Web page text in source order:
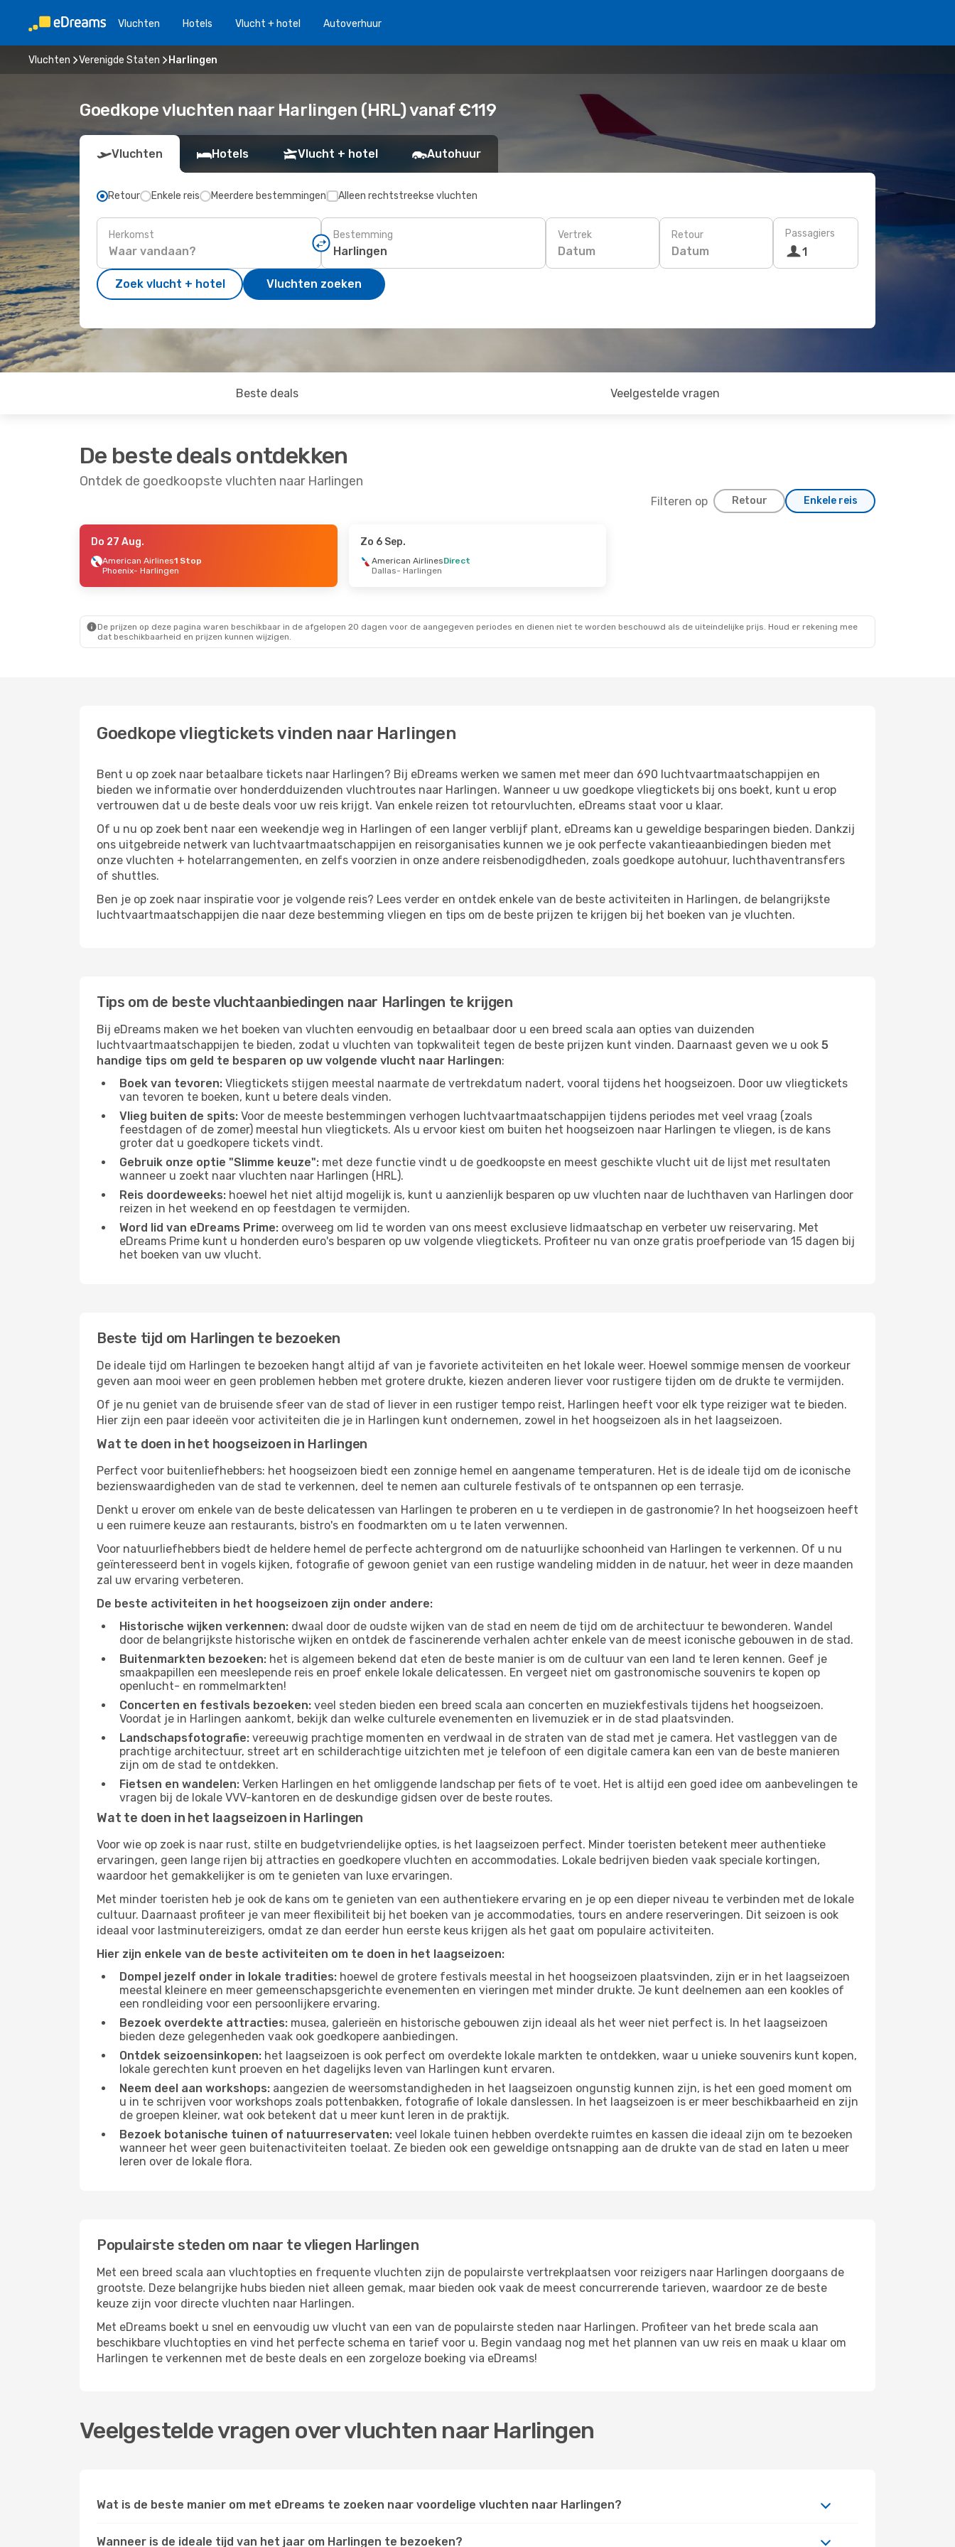
Vluchten Hotels Vlucht + hotel Autoverhuur
Vluchten Verenigde Staten Harlingen
Goedkope vluchten naar Harlingen (HRL) vanaf €119
Vluchten Hotels Vlucht + hotel Autohuur
Retour Enkele reis Meerdere bestemmingen Alleen rechtstreekse vluchten
Herkomst Bestemming Vertrek
Datum
Retour
Datum
Passagiers
1
Zoek vlucht + hotel Vluchten zoeken
Beste deals Veelgestelde vragen
De beste deals ontdekken
Ontdek de goedkoopste vluchten naar Harlingen
Filteren op Retour Enkele reis
- Ma 7 Sep.
Direct
- Harlingen
- Harlingen
Do 27 Aug.
American Airlines1 Stop
Phoenix- Harlingen
Zo 6 Sep.
American AirlinesDirect
Dallas- Harlingen
De prijzen op deze pagina waren beschikbaar in de afgelopen 20 dagen voor de aangegeven periodes en dienen niet te worden beschouwd als de uiteindelijke prijs. Houd er rekening mee
dat beschikbaarheid en prijzen kunnen wijzigen.
Goedkope vliegtickets vinden naar Harlingen
Bent u op zoek naar betaalbare tickets naar Harlingen? Bij eDreams werken we samen met meer dan 690 luchtvaartmaatschappijen en
bieden we informatie over honderdduizenden vluchtroutes naar Harlingen. Wanneer u uw goedkope vliegtickets bij ons boekt, kunt u erop
vertrouwen dat u de beste deals voor uw reis krijgt. Van enkele reizen tot retourvluchten, eDreams staat voor u klaar.
Of u nu op zoek bent naar een weekendje weg in Harlingen of een langer verblijf plant, eDreams kan u geweldige besparingen bieden. Dankzij
ons uitgebreide netwerk van luchtvaartmaatschappijen en reisorganisaties kunnen we je ook perfecte vakantieaanbiedingen bieden met
onze vluchten + hotelarrangementen, en zelfs voorzien in onze andere reisbenodigdheden, zoals goedkope autohuur, luchthaventransfers
of shuttles.
Ben je op zoek naar inspiratie voor je volgende reis? Lees verder en ontdek enkele van de beste activiteiten in Harlingen, de belangrijkste
luchtvaartmaatschappijen die naar deze bestemming vliegen en tips om de beste prijzen te krijgen bij het boeken van je vluchten.
Tips om de beste vluchtaanbiedingen naar Harlingen te krijgen
Bij eDreams maken we het boeken van vluchten eenvoudig en betaalbaar door u een breed scala aan opties van duizenden
luchtvaartmaatschappijen te bieden, zodat u vluchten van topkwaliteit tegen de beste prijzen kunt vinden. Daarnaast geven we u ook 5
handige tips om geld te besparen op uw volgende vlucht naar Harlingen:
Boek van tevoren: Vliegtickets stijgen meestal naarmate de vertrekdatum nadert, vooral tijdens het hoogseizoen. Door uw vliegtickets
van tevoren te boeken, kunt u betere deals vinden.
Vlieg buiten de spits: Voor de meeste bestemmingen verhogen luchtvaartmaatschappijen tijdens periodes met veel vraag (zoals
feestdagen of de zomer) meestal hun vliegtickets. Als u ervoor kiest om buiten het hoogseizoen naar Harlingen te vliegen, is de kans
groter dat u goedkopere tickets vindt.
Gebruik onze optie "Slimme keuze": met deze functie vindt u de goedkoopste en meest geschikte vlucht uit de lijst met resultaten
wanneer u zoekt naar vluchten naar Harlingen (HRL).
Reis doordeweeks: hoewel het niet altijd mogelijk is, kunt u aanzienlijk besparen op uw vluchten naar de luchthaven van Harlingen door
reizen in het weekend en op feestdagen te vermijden.
Word lid van eDreams Prime: overweeg om lid te worden van ons meest exclusieve lidmaatschap en verbeter uw reiservaring. Met
eDreams Prime kunt u honderden euro's besparen op uw volgende vliegtickets. Profiteer nu van onze gratis proefperiode van 15 dagen bij
het boeken van uw vlucht.
Beste tijd om Harlingen te bezoeken
De ideale tijd om Harlingen te bezoeken hangt altijd af van je favoriete activiteiten en het lokale weer. Hoewel sommige mensen de voorkeur
geven aan mooi weer en geen problemen hebben met grotere drukte, kiezen anderen liever voor rustigere tijden om de drukte te vermijden.
Of je nu geniet van de bruisende sfeer van de stad of liever in een rustiger tempo reist, Harlingen heeft voor elk type reiziger wat te bieden.
Hier zijn een paar ideeën voor activiteiten die je in Harlingen kunt ondernemen, zowel in het hoogseizoen als in het laagseizoen.
Wat te doen in het hoogseizoen in Harlingen
Perfect voor buitenliefhebbers: het hoogseizoen biedt een zonnige hemel en aangename temperaturen. Het is de ideale tijd om de iconische
bezienswaardigheden van de stad te verkennen, deel te nemen aan culturele festivals of te ontspannen op een terrasje.
Denkt u erover om enkele van de beste delicatessen van Harlingen te proberen en u te verdiepen in de gastronomie? In het hoogseizoen heeft
u een ruimere keuze aan restaurants, bistro's en foodmarkten om u te laten verwennen.
Voor natuurliefhebbers biedt de heldere hemel de perfecte achtergrond om de natuurlijke schoonheid van Harlingen te verkennen. Of u nu
geïnteresseerd bent in vogels kijken, fotografie of gewoon geniet van een rustige wandeling midden in de natuur, het weer in deze maanden
zal uw ervaring verbeteren.
De beste activiteiten in het hoogseizoen zijn onder andere:
Historische wijken verkennen: dwaal door de oudste wijken van de stad en neem de tijd om de architectuur te bewonderen. Wandel
door de belangrijkste historische wijken en ontdek de fascinerende verhalen achter enkele van de meest iconische gebouwen in de stad.
Buitenmarkten bezoeken: het is algemeen bekend dat eten de beste manier is om de cultuur van een land te leren kennen. Geef je
smaakpapillen een meeslepende reis en proef enkele lokale delicatessen. En vergeet niet om gastronomische souvenirs te kopen op
openlucht- en rommelmarkten!
Concerten en festivals bezoeken: veel steden bieden een breed scala aan concerten en muziekfestivals tijdens het hoogseizoen.
Voordat je in Harlingen aankomt, bekijk dan welke culturele evenementen en livemuziek er in de stad plaatsvinden.
Landschapsfotografie: vereeuwig prachtige momenten en verdwaal in de straten van de stad met je camera. Het vastleggen van de
prachtige architectuur, street art en schilderachtige uitzichten met je telefoon of een digitale camera kan een van de beste manieren
zijn om de stad te ontdekken.
Fietsen en wandelen: Verken Harlingen en het omliggende landschap per fiets of te voet. Het is altijd een goed idee om aanbevelingen te
vragen bij de lokale VVV-kantoren en de deskundige gidsen over de beste routes.
Wat te doen in het laagseizoen in Harlingen
Voor wie op zoek is naar rust, stilte en budgetvriendelijke opties, is het laagseizoen perfect. Minder toeristen betekent meer authentieke
ervaringen, geen lange rijen bij attracties en goedkopere vluchten en accommodaties. Lokale bedrijven bieden vaak speciale kortingen,
waardoor het gemakkelijker is om te genieten van luxe ervaringen.
Met minder toeristen heb je ook de kans om te genieten van een authentiekere ervaring en je op een dieper niveau te verbinden met de lokale
cultuur. Daarnaast profiteer je van meer flexibiliteit bij het boeken van je accommodaties, tours en andere reserveringen. Dit seizoen is ook
ideaal voor lastminutereizigers, omdat ze dan eerder hun eerste keus krijgen als het gaat om populaire activiteiten.
Hier zijn enkele van de beste activiteiten om te doen in het laagseizoen:
Dompel jezelf onder in lokale tradities: hoewel de grotere festivals meestal in het hoogseizoen plaatsvinden, zijn er in het laagseizoen
meestal kleinere en meer gemeenschapsgerichte evenementen en vieringen met minder drukte. Je kunt deelnemen aan een kookles of
een rondleiding voor een persoonlijkere ervaring.
Bezoek overdekte attracties: musea, galerieën en historische gebouwen zijn ideaal als het weer niet perfect is. In het laagseizoen
bieden deze gelegenheden vaak ook goedkopere aanbiedingen.
Ontdek seizoensinkopen: het laagseizoen is ook perfect om overdekte lokale markten te ontdekken, waar u unieke souvenirs kunt kopen,
lokale gerechten kunt proeven en het dagelijks leven van Harlingen kunt ervaren.
Neem deel aan workshops: aangezien de weersomstandigheden in het laagseizoen ongunstig kunnen zijn, is het een goed moment om
u in te schrijven voor workshops zoals pottenbakken, fotografie of lokale danslessen. In het laagseizoen is er meer beschikbaarheid en zijn
de groepen kleiner, wat ook betekent dat u meer kunt leren in de praktijk.
Bezoek botanische tuinen of natuurreservaten: veel lokale tuinen hebben overdekte ruimtes en kassen die ideaal zijn om te bezoeken
wanneer het weer geen buitenactiviteiten toelaat. Ze bieden ook een geweldige ontsnapping aan de drukte van de stad en laten u meer
leren over de lokale flora.
Populairste steden om naar te vliegen Harlingen
Met een breed scala aan vluchtopties en frequente vluchten zijn de populairste vertrekplaatsen voor reizigers naar Harlingen doorgaans de
grootste. Deze belangrijke hubs bieden niet alleen gemak, maar bieden ook vaak de meest concurrerende tarieven, waardoor ze de beste
keuze zijn voor directe vluchten naar Harlingen.
Met eDreams boekt u snel en eenvoudig uw vlucht van een van de populairste steden naar Harlingen. Profiteer van het brede scala aan
beschikbare vluchtopties en vind het perfecte schema en tarief voor u. Begin vandaag nog met het plannen van uw reis en maak u klaar om
Harlingen te verkennen met de beste deals en een zorgeloze boeking via eDreams!
Veelgestelde vragen over vluchten naar Harlingen
Wat is de beste manier om met eDreams te zoeken naar voordelige vluchten naar Harlingen?
Wanneer is de ideale tijd van het jaar om Harlingen te bezoeken?